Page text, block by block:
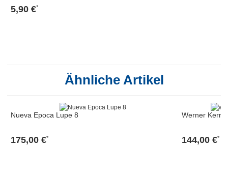
5,90 €*
Ähnliche Artikel
Nueva Epoca Lupe 8
175,00 €*
Werner Kern
144,00 €*